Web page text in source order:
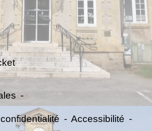
-
- Accessibilité -